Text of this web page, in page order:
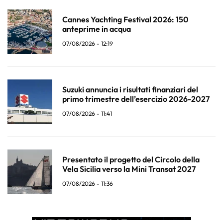
Cannes Yachting Festival 2026: 150
anteprime in acqua
07/08/2026 - 12:19
Suzuki annuncia i risultati finanziari del
primo trimestre dell’esercizio 2026-2027
07/08/2026 - 11:41
Presentato il progetto del Circolo della
Vela Sicilia verso la Mini Transat 2027
07/08/2026 - 11:36